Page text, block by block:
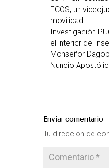
ECOS, un
movilidad
Investigación
el interior del
Monseñor
Nuncio
Enviar comentario
Tu dirección de